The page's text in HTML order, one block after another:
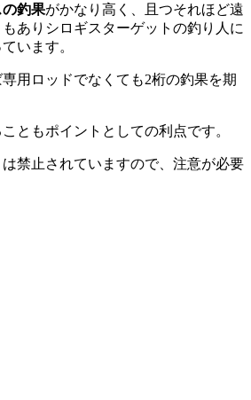
釣果がかなり高く、且つそれほど遠
ありシロギスターゲットの釣り人に
います。
用ロッドでなくても2桁の釣果を期
ともポイントとしての利点です。
禁止されていますので、注意が必要